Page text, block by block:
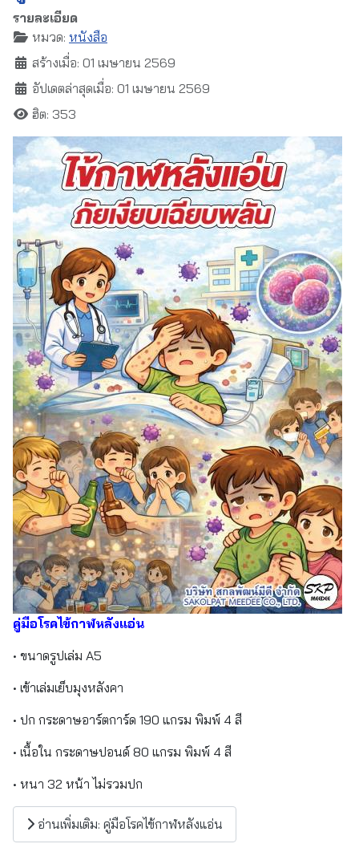
รายละเอียด
หมวด: หนังสือ
สร้างเมื่อ: 01 เมษายน 2569
อัปเดตล่าสุดเมื่อ: 01 เมษายน 2569
ฮิต: 353
คู่มือโรคไข้กาฬหลังแอ่น
• ขนาดรูปเล่ม A5
• เข้าเล่มเย็บมุงหลังคา
• ปก กระดาษอาร์ตการ์ด 190 แกรม พิมพ์ 4 สี
• เนื้อใน กระดาษปอนด์ 80 แกรม พิมพ์ 4 สี
• หนา 32 หน้า ไม่รวมปก
อ่านเพิ่มเติม: คู่มือโรคไข้กาฬหลังแอ่น